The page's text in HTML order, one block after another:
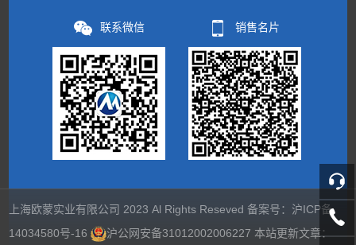
联系微信 销售名片
上海欧蒙实业有限公司 2023 Al Rights Reseved 备案号： 沪ICP备
14034580号-16
沪公网安备31012002006227 本站更新文章：